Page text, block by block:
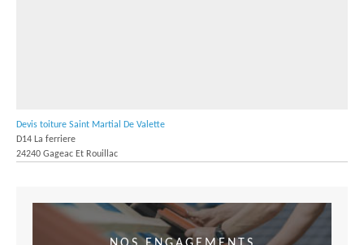
Devis toiture Saint Martial De Valette
D14 La ferriere
24240 Gageac Et Rouillac